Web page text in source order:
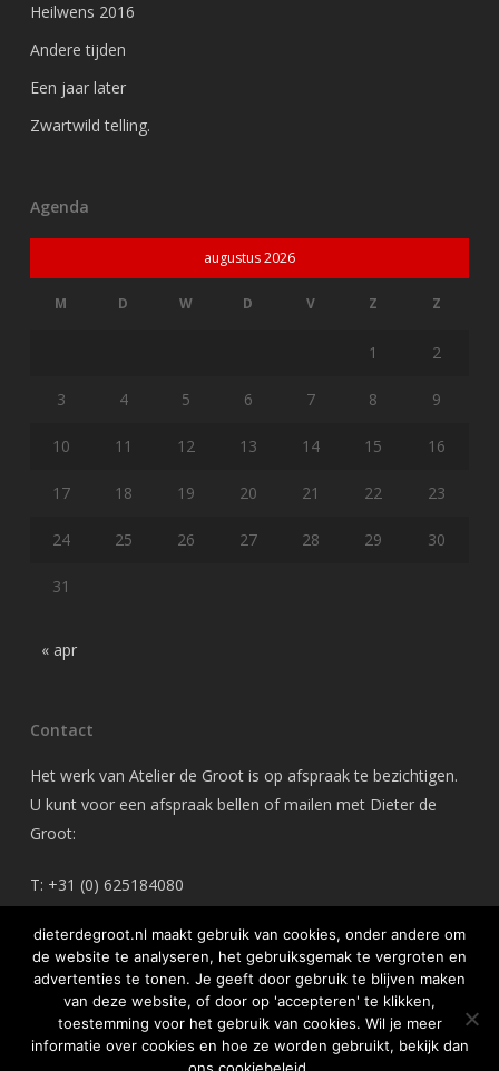
Heilwens 2016
Andere tijden
Een jaar later
Zwartwild telling.
Agenda
augustus 2026
M D W D V Z Z
1 2
3 4 5 6 7 8 9
10 11 12 13 14 15 16
17 18 19 20 21 22 23
24 25 26 27 28 29 30
31
« apr
Contact
Het werk van Atelier de Groot is op afspraak te bezichtigen.
U kunt voor een afspraak bellen of mailen met Dieter de
Groot:
T: +31 (0) 625184080
© 2026 Atelier de Groot.
dieterdegroot.nl maakt gebruik van cookies, onder andere om
de website te analyseren, het gebruiksgemak te vergroten en
advertenties te tonen. Je geeft door gebruik te blijven maken
van deze website, of door op 'accepteren' te klikken,
toestemming voor het gebruik van cookies. Wil je meer
informatie over cookies en hoe ze worden gebruikt, bekijk dan